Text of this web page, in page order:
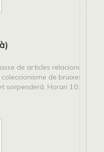
de articles relacionats
de bruixes,
sorpenderá. Horari 10:30 h a